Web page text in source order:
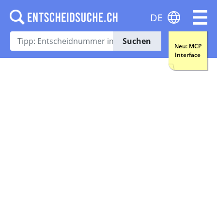
Suchen
Neu: MCP
Interface
DE